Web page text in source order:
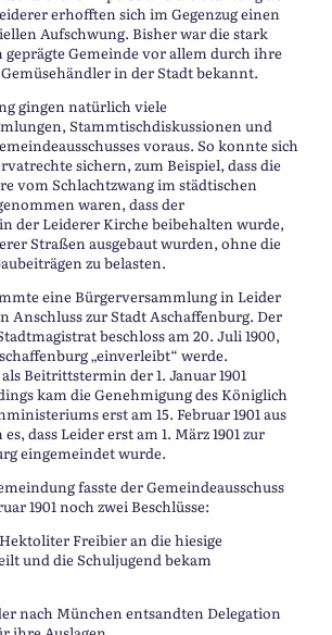
erhofften sich im Gegenzug einen
Aufschwung. Bisher war die stark
Gemeinde vor allem durch ihre
in der Stadt bekannt.
gingen natürlich viele
Stammtischdiskussionen und
voraus. So konnte sich
sichern, zum Beispiel, dass die
vom Schlachtzwang im städtischen
waren, dass der
der Leiderer Kirche beibehalten wurde,
Straßen ausgebaut wurden, ohne die
zu belasten.
eine Bürgerversammlung in Leider
Anschluss zur Stadt Aschaffenburg. Der
beschloss am 20. Juli 1900,
„einverleibt“ werde.
Beitrittstermin der 1. Januar 1901
kam die Genehmigung des Königlich
erst am 15. Februar 1901 aus
dass Leider erst am 1. März 1901 zur
eingemeindet wurde.
fasste der Gemeindeausschuss
1901 noch zwei Beschlüsse:
Freibier an die hiesige
und die Schuljugend bekam
nach München entsandten Delegation